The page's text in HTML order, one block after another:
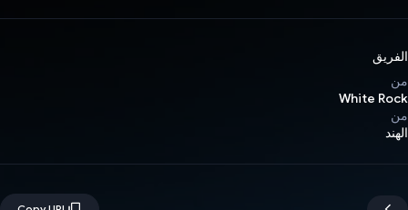
الفريق
من
White Rock
من
الهند